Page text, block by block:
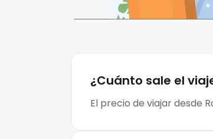
¿Cuánto sale el
El precio de viajar desde